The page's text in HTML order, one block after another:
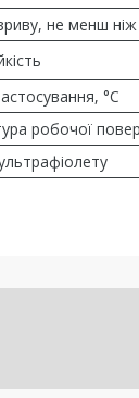
не менш ніж
°С
робочої